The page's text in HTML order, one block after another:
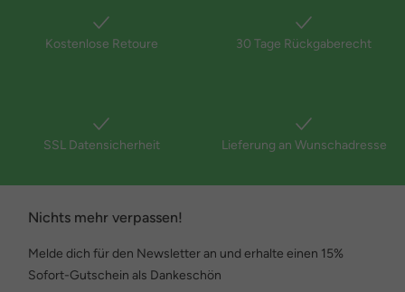
Kostenlose Retoure 30 Tage Rückgaberecht
SSL Datensicherheit Lieferung an Wunschadresse
Nichts mehr verpassen!
Melde dich für den Newsletter an und erhalte einen 15%
Sofort-Gutschein als Dankeschön